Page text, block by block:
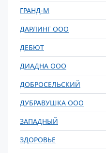
ГРАНД-М
ДАРЛИНГ ООО
ДЕБЮТ
ДИАДНА ООО
ДОБРОСЕЛЬСКИЙ
ДУБРАВУШКА ООО
ЗАПАДНЫЙ
ЗДОРОВЬЕ